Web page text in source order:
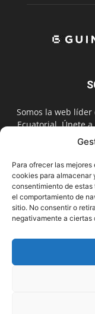
Para ofrecer las
cookies para almacenar
consentimiento de
el comportamiento de
sitio. No consentir o
negativamente a
Somos la web
Ecuatorial. Únete
digital